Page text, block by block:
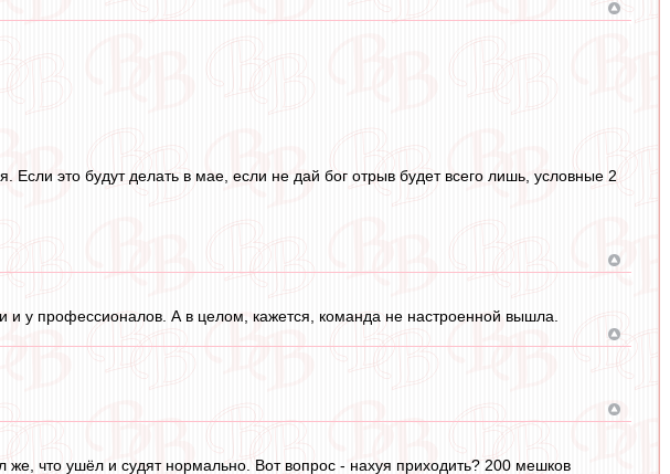
Если это будут делать в мае, если не дай бог отрыв будет всего лишь, условные 2
у профессионалов. А в целом, кажется, команда не настроенной вышла.
же, что ушёл и судят нормально. Вот вопрос - нахуя приходить? 200 мешков